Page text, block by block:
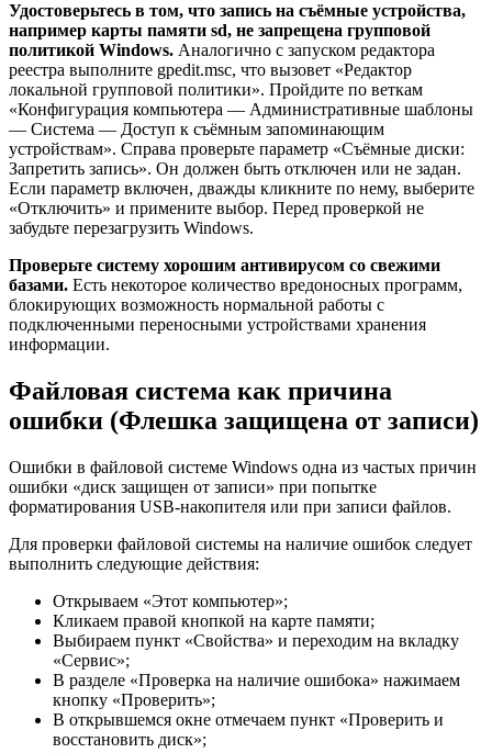
Удостоверьтесь в том, что запись на съёмные устройства,
например карты памяти sd, не запрещена групповой
политикой Windows. Аналогично с запуском редактора
реестра выполните gpedit.msc, что вызовет «Редактор
локальной групповой политики». Пройдите по веткам
«Конфигурация компьютера — Административные шаблоны
— Система — Доступ к съёмным запоминающим
устройствам». Справа проверьте параметр «Съёмные диски:
Запретить запись». Он должен быть отключен или не задан.
Если параметр включен, дважды кликните по нему, выберите
«Отключить» и примените выбор. Перед проверкой не
забудьте перезагрузить Windows.
Проверьте систему хорошим антивирусом со свежими
базами. Есть некоторое количество вредоносных программ,
блокирующих возможность нормальной работы с
подключенными переносными устройствами хранения
информации.
Файловая система как причина
ошибки (Флешка защищена от записи)
Ошибки в файловой системе Windows одна из частых причин
ошибки «диск защищен от записи» при попытке
форматирования USB-накопителя или при записи файлов.
Для проверки файловой системы на наличие ошибок следует
выполнить следующие действия:
Открываем «Этот компьютер»;
Кликаем правой кнопкой на карте памяти;
Выбираем пункт «Свойства» и переходим на вкладку
«Сервис»;
В разделе «Проверка на наличие ошибока» нажимаем
кнопку «Проверить»;
В открывшемся окне отмечаем пункт «Проверить и
восстановить диск»;